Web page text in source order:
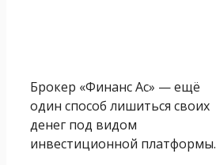
Брокер «Финанс Ас» — ещё
один способ лишиться своих
денег под видом
инвестиционной платформы.